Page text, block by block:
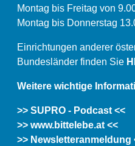
Montag bis Freitag von
Montag bis Donnerstag
Einrichtungen anderer
Bundesländer finden Sie
Weitere wichtige
>> SUPRO - Podcast <<
>> www.bittelebe.at <<
>> Newsletteranmeldung